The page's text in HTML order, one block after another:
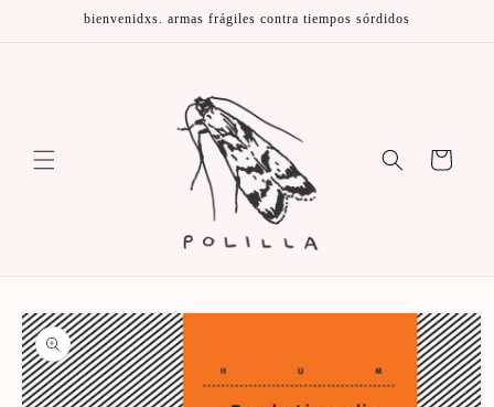
directamentebienvenidxs. armas frágiles contra tiempos sórdidos
Carrito
directamente
a la
información
del producto